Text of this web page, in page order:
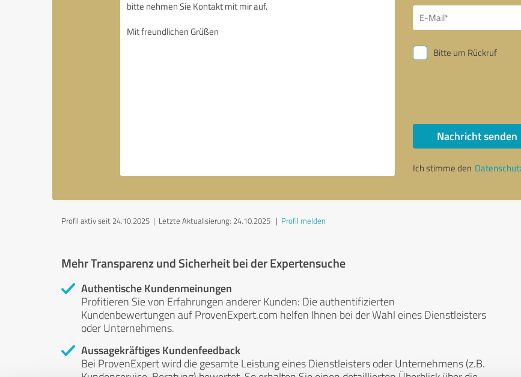
Bitte um Rückruf
Nachricht senden
Ich stimme den
Profil aktiv seit 24.10.2025 | Letzte Aktualisierung: 24.10.2025 | Profil melden
Mehr Transparenz und Sicherheit bei der Expertensuche
Authentische Kundenmeinungen
Profitieren Sie von Erfahrungen anderer Kunden: Die authentifizierten
Kundenbewertungen auf ProvenExpert.com helfen Ihnen bei der Wahl eines Dienstleisters
oder Unternehmens.
Aussagekräftiges Kundenfeedback
Bei ProvenExpert wird die gesamte Leistung eines Dienstleisters oder Unternehmens (z.B.